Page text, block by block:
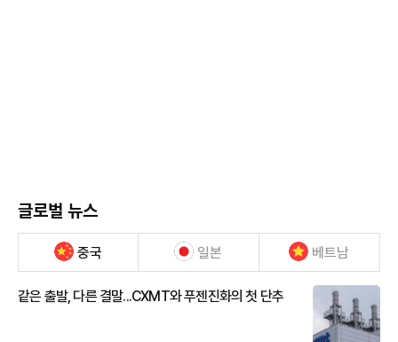
글로벌 뉴스
중국 일본 베트남
같은 출발, 다른 결말...CXMT와 푸젠진화의 첫 단추